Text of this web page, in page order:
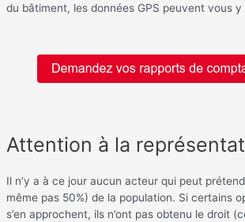
du bâtiment, les données GPS peuvent vous y
Attention à la
Il n’y a à ce jour aucun acteur qui peut
même pas 50%) de la population. Si certains
s’en approchent, ils n’ont pas obtenu le droit